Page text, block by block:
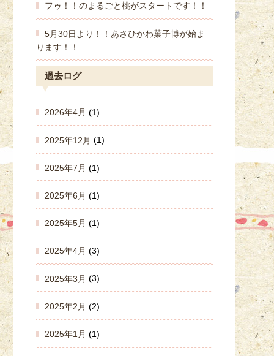
フゥ！！のまるごと桃がスタートです！！
5月30日より！！あさひかわ菓子博が始ま
ります！！
過去ログ
2026年4月 (1)
2025年12月 (1)
2025年7月 (1)
2025年6月 (1)
2025年5月 (1)
2025年4月 (3)
2025年3月 (3)
2025年2月 (2)
2025年1月 (1)